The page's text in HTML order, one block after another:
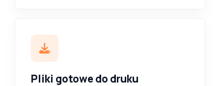
Pliki gotowe do druku